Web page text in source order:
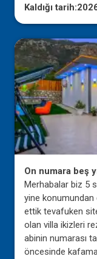
Kaldığı tarih:
On numara beş
Merhabalar biz 5
yine konumundan
ettik tevafuken
olan villa ikizleri
abinin numarası
öncesinde kafama